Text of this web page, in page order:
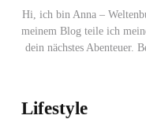
Hi, ich bin Anna –
meinem Blog teile ich
dein nächstes Abenteuer.
Lifestyle